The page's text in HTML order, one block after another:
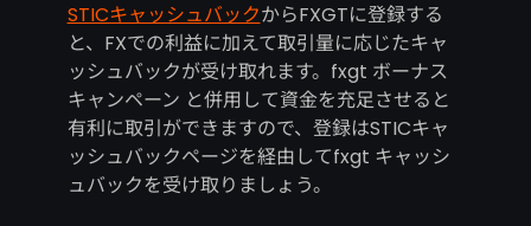
STICキャッシュバックからFXGTに登録する
と、FXでの利益に加えて取引量に応じたキャ
ッシュバックが受け取れます。fxgt ボーナス
キャンペーン と併用して資金を充足させると
有利に取引ができますので、登録はSTICキャ
ッシュバックページを経由してfxgt キャッシ
ュバックを受け取りましょう。